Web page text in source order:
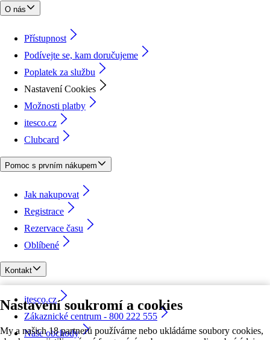
Nastavení soukromí a cookies
My a našich 18 partnerů používáme nebo ukládáme soubory cookies,
O nás
Přístupnost
Podívejte se, kam doručujeme
Poplatek za službu
Nastavení Cookies
Možnosti platby
itesco.cz
Clubcard
Pomoc s prvním nákupem
Jak nakupovat
Registrace
Rezervace času
Oblíbené
Kontakt
itesco.cz
Zákaznické centrum - 800 222 555
Naše obchody